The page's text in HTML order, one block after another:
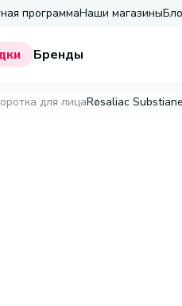
программаНаши магазины
Бренды
для лицаRosaliac